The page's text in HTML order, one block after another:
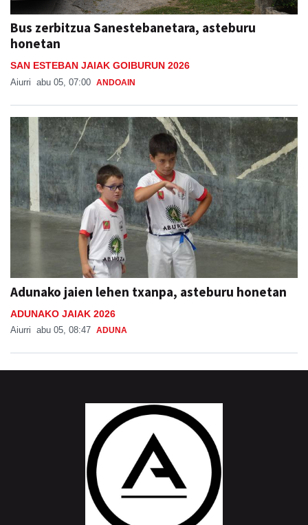
Bus zerbitzua Sanestebanetara, asteburu
honetan
SAN ESTEBAN JAIAK GOIBURUN 2026
Aiurri abu 05, 07:00 ANDOAIN
Adunako jaien lehen txanpa, asteburu honetan
ADUNAKO JAIAK 2026
Aiurri abu 05, 08:47 ADUNA